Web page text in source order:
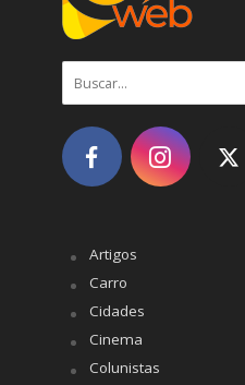
Artigos
Carro
Cidades
Cinema
Colunistas